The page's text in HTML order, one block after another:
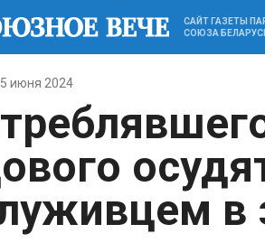
САЙТ ГАЗЕТЫ
СОЮЗА
июня 2024
в